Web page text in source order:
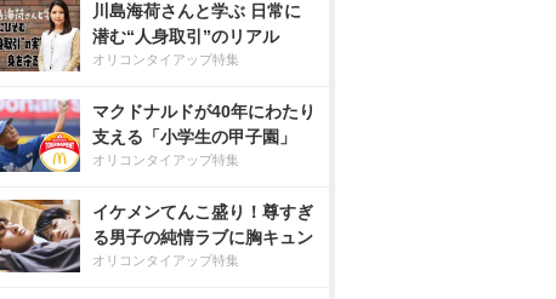
川島海荷さんと学ぶ 日常に
潜む“人身取引”のリアル
オリコンタイアップ特集
マクドナルドが40年にわたり
支える「小学生の甲子園」
オリコンタイアップ特集
イケメンてんこ盛り！尊すぎ
る男子の純情ラブに胸キュン
オリコンタイアップ特集